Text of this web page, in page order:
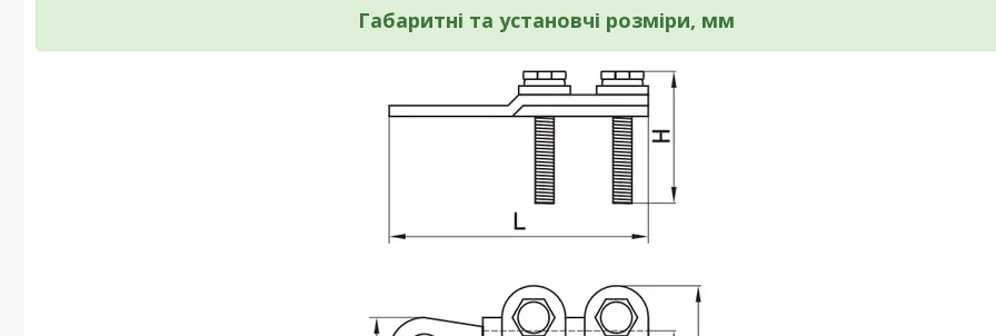
Габаритні та установчі розміри, мм